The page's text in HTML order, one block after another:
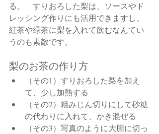
る。　すりおろした梨は、ソースやド
レッシング作りにも活用できますし、
紅茶や緑茶に梨を入れて飲むなんてい
うのも素敵です。
梨のお茶の作り方
（その1）すりおろした梨を加え
て、少し加熱する
（その2）粗みじん切りにして砂糖
の代わりに入れて、かき混ぜる
（その3）写真のように大胆に切っ